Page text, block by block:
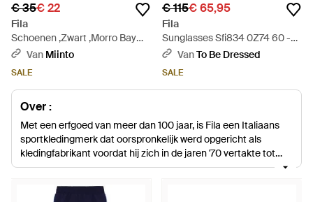
€ 35€ 22
Fila
Schoenen ,Zwart ,Morro Bay
2.0 Slide - Zwart
Van Miinto
SALE
€ 115€ 65,95
Fila
Sunglasses Sfi834 0Z74 60 -
BruinVanTo Be Dressed
SALE
Over :
Met een erfgoed van meer dan 100 jaar, is Fila een Italiaans
sportkledingmerk dat oorspronkelijk werd opgericht als
kledingfabrikant voordat hij zich in de jaren '70 vertakte tot
sportkleding. Het label combineert prestaties met stijl en
activewear die zowel bij sporters als bij stijlbewuste geliefd is.